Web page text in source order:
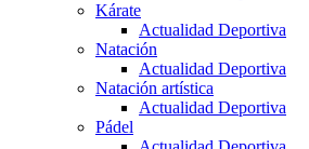
Kárate
Actualidad Deportiva
Natación
Actualidad Deportiva
Natación artística
Actualidad Deportiva
Pádel